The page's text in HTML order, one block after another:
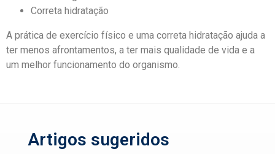
Correta hidratação
A prática de exercício físico e uma correta hidratação ajuda a
ter menos afrontamentos, a ter mais qualidade de vida e a
um melhor funcionamento do organismo.
Artigos sugeridos